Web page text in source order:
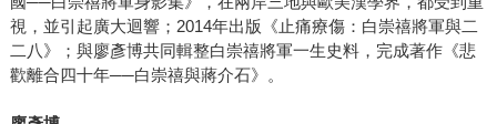
視，並引起廣大迴響；2014年出版《止痛療傷：白崇禧將軍與二
二八》；與廖彥博共同輯整白崇禧將軍一生史料，完成著作《悲
歡離合四十年──白崇禧與蔣介石》。